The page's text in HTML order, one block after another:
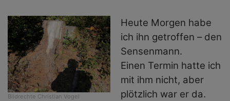
Bildrechte Christian Vogel
Heute Morgen habe
ich ihn getroffen – den
Sensenmann.
Einen Termin hatte ich
mit ihm nicht, aber
plötzlich war er da.